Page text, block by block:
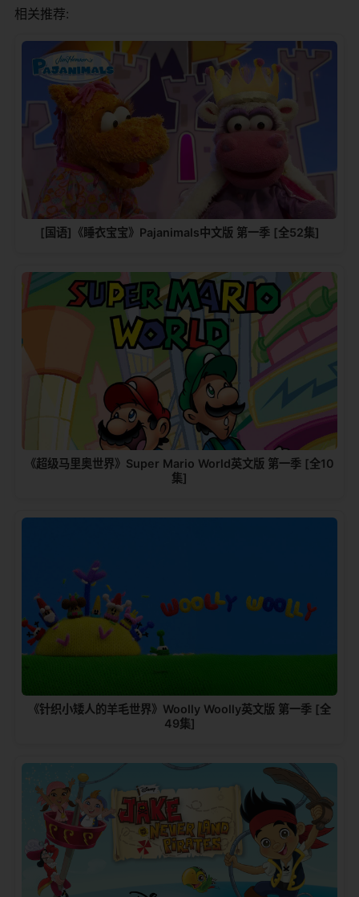
相关推荐:
[国语]《睡衣宝宝》Pajanimals中文版 第一季 [全52集]
《超级马里奥世界》Super Mario World英文版 第一季 [全10
集]
《针织小矮人的羊毛世界》Woolly Woolly英文版 第一季 [全
49集]